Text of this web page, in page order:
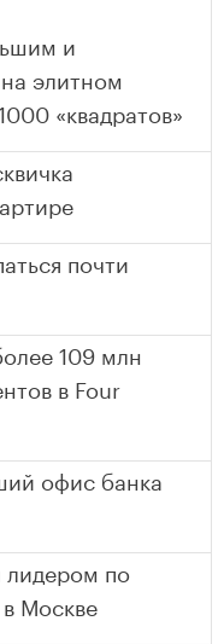
и
элитном
«квадратов»
почти
109 млн
в Four
офис банка
лидером по
Москве